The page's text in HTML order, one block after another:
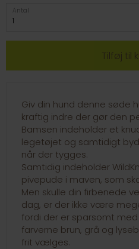
Antal
Giv din hund denne søde
kraftig indre der gør den
Bamsen indeholder et
legetøjet og samtidigt
når der tygges.
Samtidig indeholder
pivepude i maven, som
Men skulle din firbenede
dag, er der ikke være
fordi der er sparsomt med
farverne brun, grå og
frit vælges.